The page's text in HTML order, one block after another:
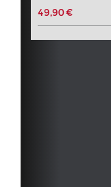
49,90 €